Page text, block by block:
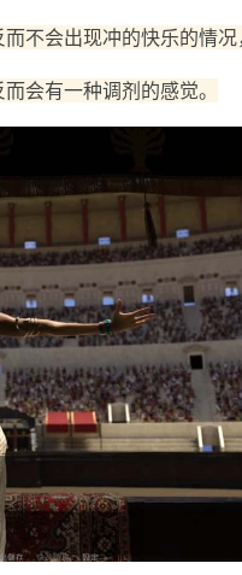
不会出现冲的快乐的情况
会有一种调剂的感觉。